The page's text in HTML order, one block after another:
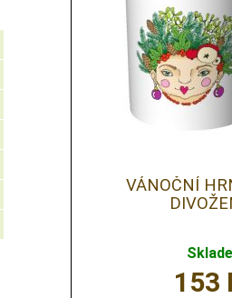
VÁNOČNÍ
153